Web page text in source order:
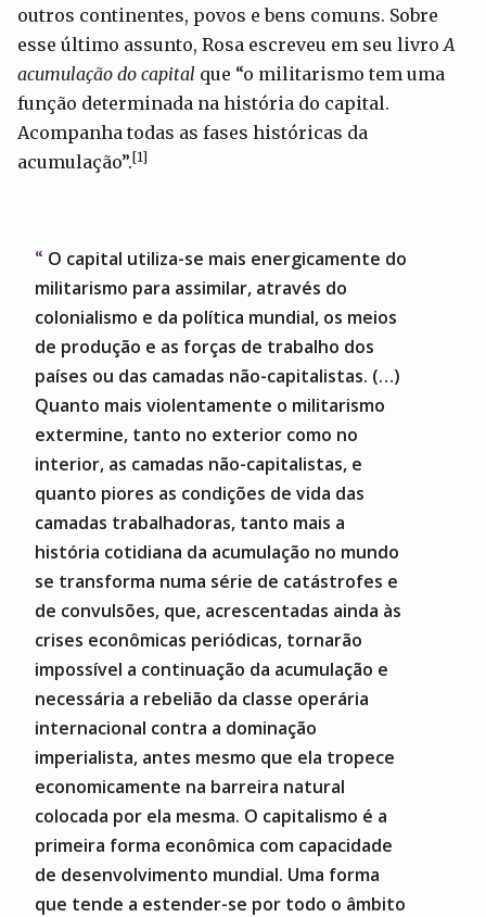
outros continentes, povos e bens comuns. Sobre
esse último assunto, Rosa escreveu em seu livro A
acumulação do capital que “o militarismo tem uma
função determinada na história do capital.
Acompanha todas as fases históricas da
acumulação”.[1]
O capital utiliza-se mais energicamente do
militarismo para assimilar, através do
colonialismo e da política mundial, os meios
de produção e as forças de trabalho dos
países ou das camadas não-capitalistas. (…)
Quanto mais violentamente o militarismo
extermine, tanto no exterior como no
interior, as camadas não-capitalistas, e
quanto piores as condições de vida das
camadas trabalhadoras, tanto mais a
história cotidiana da acumulação no mundo
se transforma numa série de catástrofes e
de convulsões, que, acrescentadas ainda às
crises econômicas periódicas, tornarão
impossível a continuação da acumulação e
necessária a rebelião da classe operária
internacional contra a dominação
imperialista, antes mesmo que ela tropece
economicamente na barreira natural
colocada por ela mesma. O capitalismo é a
primeira forma econômica com capacidade
de desenvolvimento mundial. Uma forma
que tende a estender-se por todo o âmbito